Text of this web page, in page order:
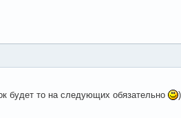
будет то на следующих обязательно